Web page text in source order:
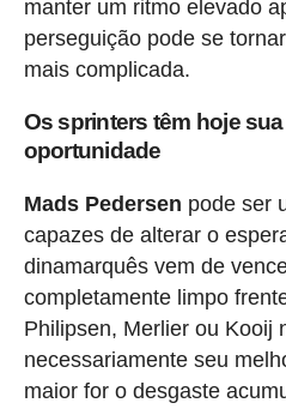
manter um ritmo elevado
perseguição pode se
mais complicada.
Os sprinters têm hoje
oportunidade
Mads Pedersen pode ser
capazes de alterar o
dinamarquês vem de
completamente limpo
Philipsen, Merlier ou Kooij
necessariamente seu
maior for o desgaste